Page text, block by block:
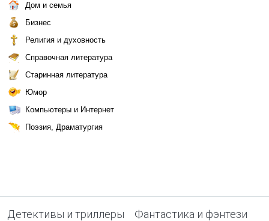
Дом и семья
Бизнес
Религия и духовность
Справочная литература
Старинная литература
Юмор
Компьютеры и Интернет
Поэзия, Драматургия
Детективы и триллеры Фантастика и фэнтези